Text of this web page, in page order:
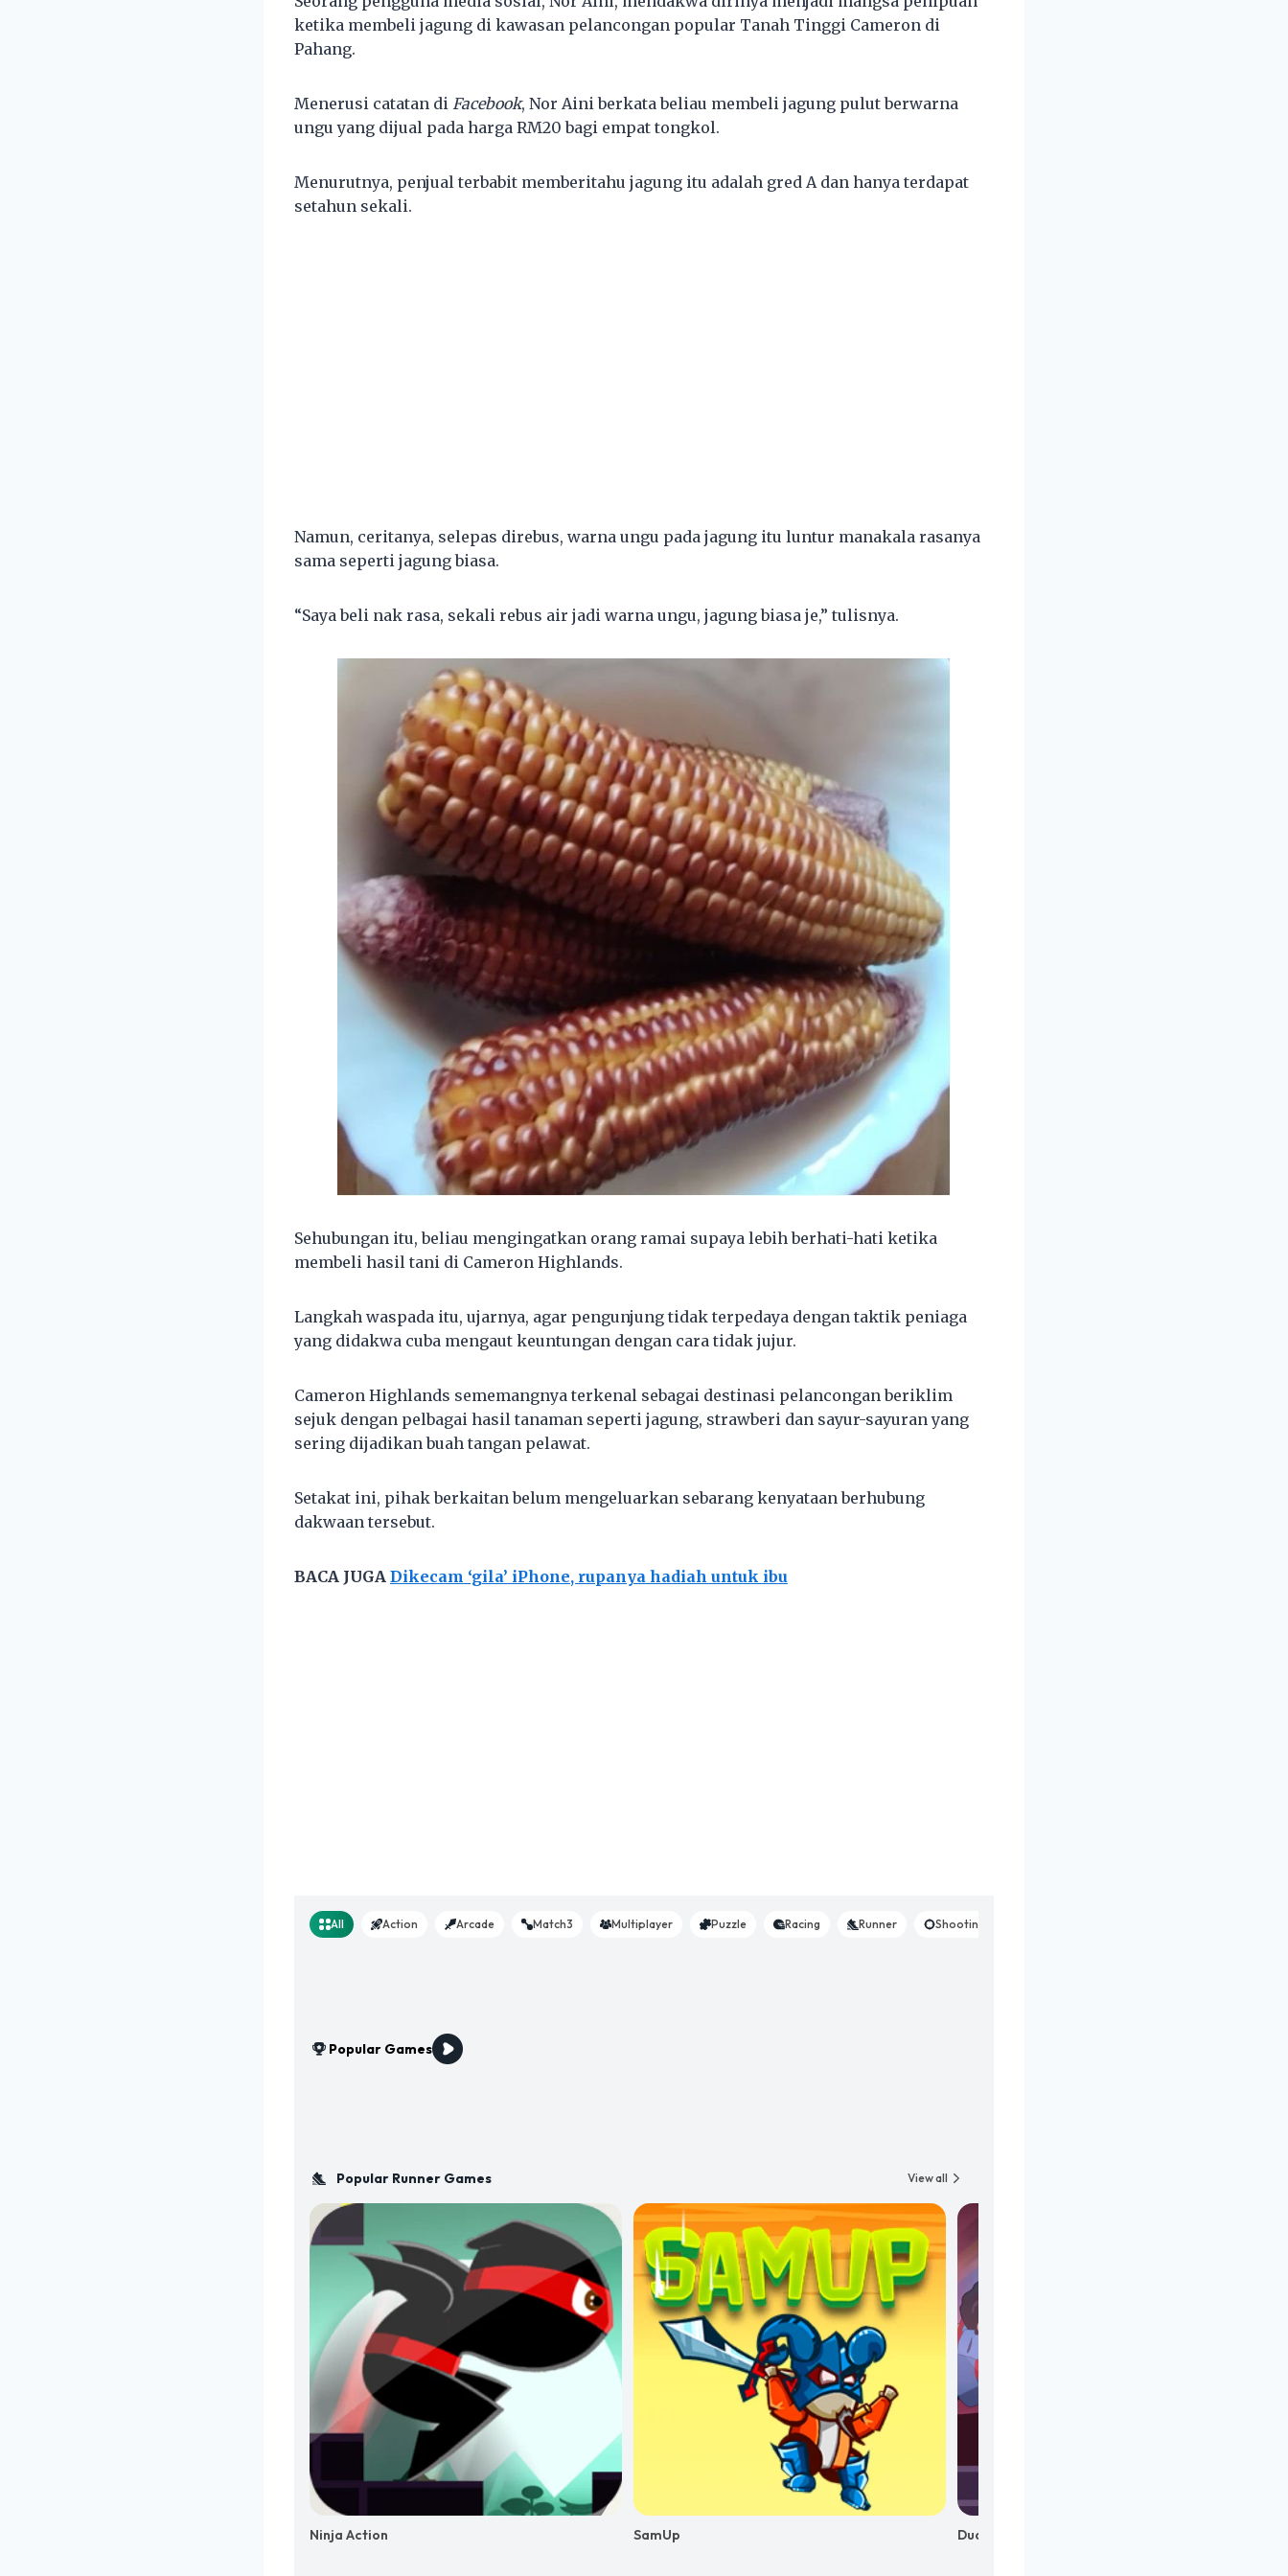
ketika membeli jagung di kawasan pelancongan popular Tanah Tinggi Cameron di
Pahang.
Menerusi catatan di Facebook, Nor Aini berkata beliau membeli jagung pulut berwarna
ungu yang dijual pada harga RM20 bagi empat tongkol.
Menurutnya, penjual terbabit memberitahu jagung itu adalah gred A dan hanya terdapat
setahun sekali.
Namun, ceritanya, selepas direbus, warna ungu pada jagung itu luntur manakala rasanya
sama seperti jagung biasa.
“Saya beli nak rasa, sekali rebus air jadi warna ungu, jagung biasa je,” tulisnya.
Sehubungan itu, beliau mengingatkan orang ramai supaya lebih berhati-hati ketika
membeli hasil tani di Cameron Highlands.
Langkah waspada itu, ujarnya, agar pengunjung tidak terpedaya dengan taktik peniaga
yang didakwa cuba mengaut keuntungan dengan cara tidak jujur.
Cameron Highlands sememangnya terkenal sebagai destinasi pelancongan beriklim
sejuk dengan pelbagai hasil tanaman seperti jagung, strawberi dan sayur-sayuran yang
sering dijadikan buah tangan pelawat.
Setakat ini, pihak berkaitan belum mengeluarkan sebarang kenyataan berhubung
dakwaan tersebut.
BACA JUGA Dikecam ‘gila’ iPhone, rupanya hadiah untuk ibu